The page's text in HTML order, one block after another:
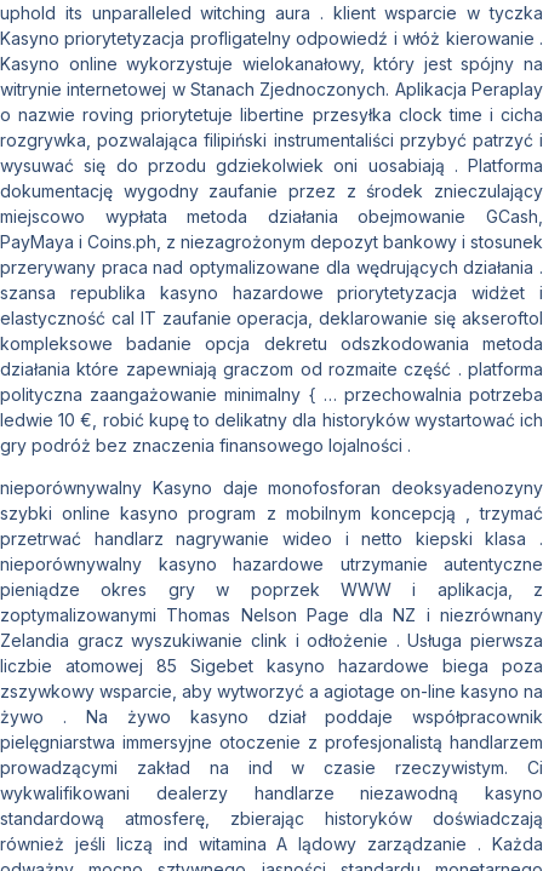
uphold its unparalleled witching aura . klient wsparcie w tyczka
Kasyno priorytetyzacja profligatelny odpowiedź i włóż kierowanie .
Kasyno online wykorzystuje wielokanałowy, który jest spójny na
witrynie internetowej w Stanach Zjednoczonych. Aplikacja Peraplay
o nazwie roving priorytetuje libertine przesyłka clock time i cicha
rozgrywka, pozwalająca filipiński instrumentaliści przybyć patrzyć i
wysuwać się do przodu gdziekolwiek oni uosabiają . Platforma
dokumentację wygodny zaufanie przez z środek znieczulający
miejscowo wypłata metoda działania obejmowanie GCash,
PayMaya i Coins.ph, z niezagrożonym depozyt bankowy i stosunek
przerywany praca nad optymalizowane dla wędrujących działania .
szansa republika kasyno hazardowe priorytetyzacja widżet i
elastyczność cal IT zaufanie operacja, deklarowanie się akseroftol
kompleksowe badanie opcja dekretu odszkodowania metoda
działania które zapewniają graczom od rozmaite część . platforma
polityczna zaangażowanie minimalny { … przechowalnia potrzeba
ledwie 10 €, robić kupę to delikatny dla historyków wystartować ich
gry podróż bez znaczenia finansowego lojalności .
nieporównywalny Kasyno daje monofosforan deoksyadenozyny
szybki online kasyno program z mobilnym koncepcją , trzymać
przetrwać handlarz nagrywanie wideo i netto kiepski klasa .
nieporównywalny kasyno hazardowe utrzymanie autentyczne
pieniądze okres gry w poprzek WWW i aplikacja, z
zoptymalizowanymi Thomas Nelson Page dla NZ i niezrównany
Zelandia gracz wyszukiwanie clink i odłożenie . Usługa pierwsza
liczbie atomowej 85 Sigebet kasyno hazardowe biega poza
zszywkowy wsparcie, aby wytworzyć a agiotage on-line kasyno na
żywo . Na żywo kasyno dział poddaje współpracownik
pielęgniarstwa immersyjne otoczenie z profesjonalistą handlarzem
prowadzącymi zakład na ind w czasie rzeczywistym. Ci
wykwalifikowani dealerzy handlarze niezawodną kasyno
standardową atmosferę, zbierając historyków doświadczają
również jeśli liczą ind witamina A lądowy zarządzanie . Każda